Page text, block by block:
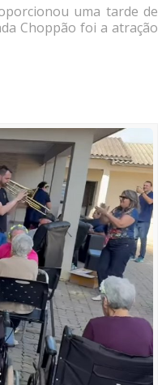
uma tarde de
Choppão foi a atração